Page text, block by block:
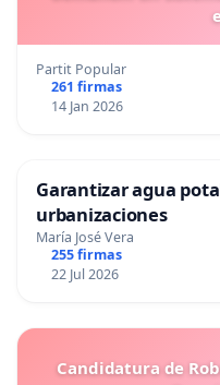
Partit Popular
261 firmas
14 Jan 2026
Garantizar agua
urbanizaciones
María José Vera
255 firmas
22 Jul 2026
Candidatura de